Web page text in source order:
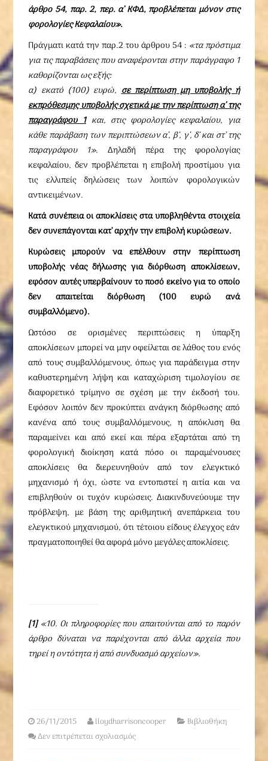
άρθρο 54, παρ. 2, περ. α’ ΚΦΔ, προβλέπεται μόνον στις
φορολογίες Κεφαλαίου».
Πράγματι κατά την παρ.2 του άρθρου 54 : «τα πρόστιμα
για τις παραβάσεις που αναφέρονται στην παράγραφο 1
καθορίζονται ως εξής:
α) εκατό (100) ευρώ,σε περίπτωση μη υποβολής ή
εκπρόθεσμης υποβολής σχετικά με την περίπτωση α’ της
παραγράφου 1και, στις φορολογίες κεφαλαίου, για
κάθε παράβαση των περιπτώσεων α’, β’, γ’, δ’ και στ’ της
παραγράφου 1».Δηλαδή πέρα της φορολογίας
κεφαλαίου, δεν προβλέπεται η επιβολή προστίμου για
τις ελλιπείς δηλώσεις των λοιπών φορολογικών
αντικειμένων.
Κατά συνέπεια οι αποκλίσεις στα υποβληθέντα στοιχεία
δεν συνεπάγονται κατ’ αρχήν την επιβολή κυρώσεων.
Κυρώσεις μπορούν να επέλθουν στην περίπτωση
υποβολής νέας δήλωσης για διόρθωση αποκλίσεων,
εφόσον αυτές υπερβαίνουν το ποσό εκείνο για το οποίο
δεν απαιτείται διόρθωση (100 ευρώ ανά
συμβαλλόμενο).
Ωστόσο σε ορισμένες περιπτώσεις η ύπαρξη
αποκλίσεων μπορεί να μην οφείλεται σε λάθος του ενός
από τους συμβαλλόμενους, όπως για παράδειγμα στην
καθυστερημένη λήψη και καταχώριση τιμολογίου σε
διαφορετικό τρίμηνο σε σχέση με την έκδοσή του.
Εφόσον λοιπόν δεν προκύπτει ανάγκη διόρθωσης από
κανένα από τους συμβαλλόμενους, η απόκλιση θα
παραμείνει και από εκεί και πέρα εξαρτάται από τη
φορολογική διοίκηση κατά πόσο οι παραμένουσες
αποκλίσεις θα διερευνηθούν από τον ελεγκτικό
μηχανισμό ή όχι, ώστε να εντοπιστεί η αιτία και να
επιβληθούν οι τυχόν κυρώσεις. Διακινδυνεύουμε την
πρόβλεψη, με βάση της αριθμητική ανεπάρκεια του
ελεγκτικού μηχανισμού, ότι τέτοιου είδους έλεγχος εάν
πραγματοποιηθεί θα αφορά μόνο μεγάλες αποκλίσεις.
[1]«10. Οι πληροφορίες που απαιτούνται από το παρόν
άρθρο δύναται να παρέχονται από άλλα αρχεία που
τηρεί η οντότητα ή από συνδυασμό αρχείων».
26/11/2015 lloydharrisoncooper
Βιβλιοθήκη
Δεν επιτρέπεται σχολιασμός